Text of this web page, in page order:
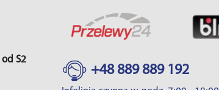
S2
+48 889 889 192